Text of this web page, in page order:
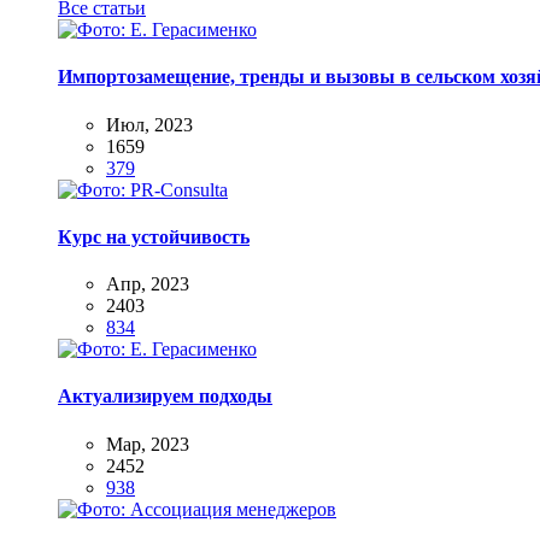
Все статьи
Импортозамещение, тренды и вызовы в сельском
Июл, 2023
1659
379
Курс на устойчивость
Апр, 2023
2403
834
Актуализируем подходы
Мар, 2023
2452
938